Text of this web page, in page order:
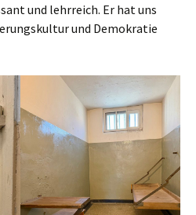
und lehrreich. Er hat uns
und Demokratie